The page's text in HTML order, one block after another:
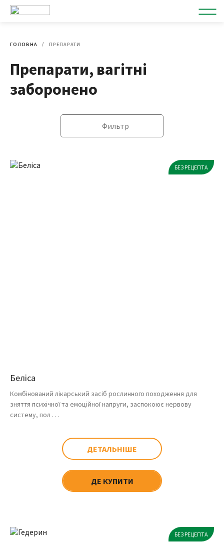
ГОЛОВНА ПРЕПАРАТИ
Препарати, вагітні
заборонено
Фильтр
БЕЗ РЕЦЕПТА
Беліса
Комбінований лікарський засіб рослинного походження для
зняття психічної та емоційної напруги, заспокоює нервову
систему, пол . . .
ДЕТАЛЬНІШЕ
ДЕ КУПИТИ
БЕЗ РЕЦЕПТА